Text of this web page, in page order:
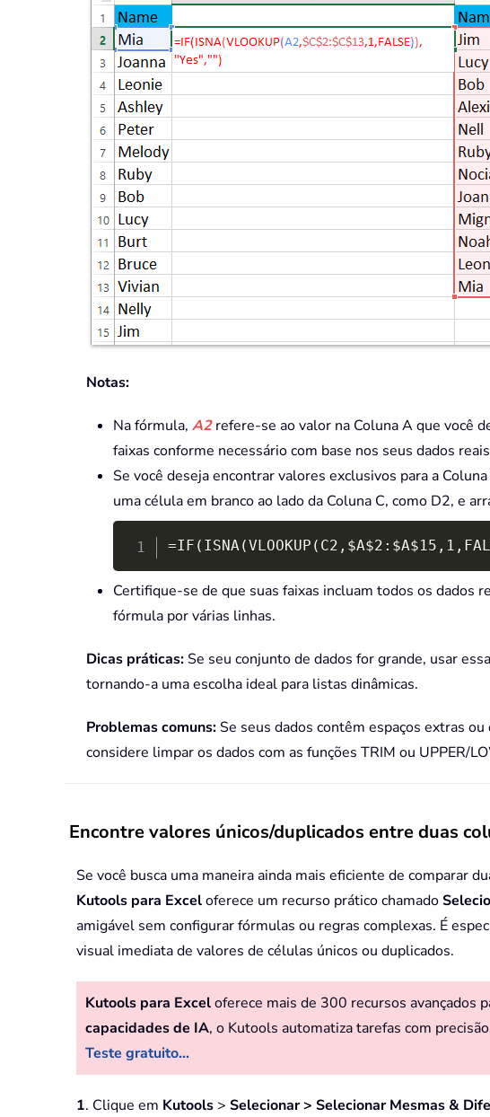
Notas:
Na fórmula, A2refere-se ao valor na Coluna A que você
faixas conforme necessário com base nos seus dados
Se você deseja encontrar valores exclusivos para a
uma célula em branco ao lado da Coluna C, como D2, e
Certifique-se de que suas faixas incluam todos os dados
fórmula por várias linhas.
Dicas práticas: Se seu conjunto de dados for grande, usar
tornando-a uma escolha ideal para listas dinâmicas.
Problemas comuns: Se seus dados contêm espaços extras
considere limpar os dados com as funções TRIM ou UPPER/
Encontre valores únicos/duplicados entre duas
Se você busca uma maneira ainda mais eficiente de comparar
Kutools para Exceloferece um recurso prático chamado
amigável sem configurar fórmulas ou regras complexas. É
visual imediata de valores de células únicos ou duplicados.
Kutools para Exceloferece mais de 300 recursos avançados
capacidades de IA, o Kutools automatiza tarefas com
Teste gratuito...
1. Clique em Kutools > Selecionar > Selecionar Mesmas &